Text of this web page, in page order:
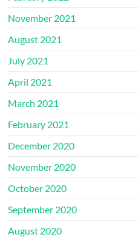
November 2021
August 2021
July 2021
April 2021
March 2021
February 2021
December 2020
November 2020
October 2020
September 2020
August 2020